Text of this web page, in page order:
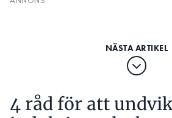
4 råd för att undvika
induktionsolyckor
PUBLICERAD 13 APR 2023, 09:00